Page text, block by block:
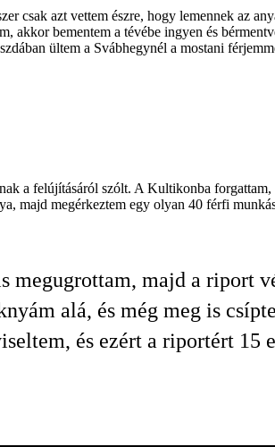
csak azt vettem észre, hogy lemennek az
bementem a tévébe ingyen és
ültem a Svábhegynél a mostani
a felújításáról szólt. A Kultikonba
majd megérkeztem egy olyan 40 férfi
megugrottam, majd a riport
alá, és még meg is
és ezért a riportért 15